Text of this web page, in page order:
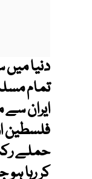
دنیا
تمام
ایران سے
فلسطین
حملے
کر رہا